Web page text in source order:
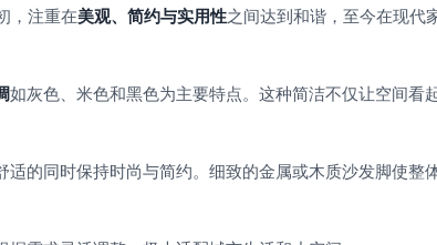
，注重在美观、简约与实用性之间达到和谐，至今在现代
如灰色、米色和黑色为主要特点。这种简洁不仅让空间看
的同时保持时尚与简约。细致的金属或木质沙发脚使整